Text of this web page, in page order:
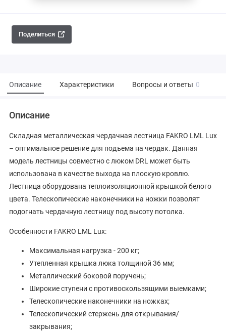
Поделиться
Описание Характеристики Вопросы и ответы 0
Описание
Складная металлическая чердачная лестница FAKRO LML Lux
– оптимальное решение для подъема на чердак. Данная
модель лестницы совместно с люком DRL может быть
использована в качестве выхода на плоскую кровлю.
Лестница оборудована теплоизоляционной крышкой белого
цвета. Телескопические наконечники на ножки позволят
подогнать чердачную лестницу под высоту потолка.
Особенности FAKRO LML Lux:
Максимальная нагрузка - 200 кг;
Утепленная крышка люка толщиной 36 мм;
Металлический боковой поручень;
Широкие ступени с противоскользящими выемками;
Телескопические наконечники на ножках;
Телескопический стержень для открывания/
закрывания;